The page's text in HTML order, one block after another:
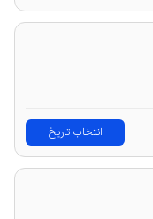
انتخاب تاریخ